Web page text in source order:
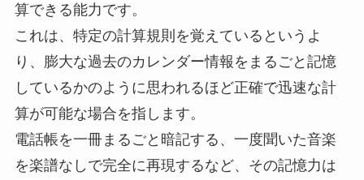
算できる能力です。
これは、特定の計算規則を覚えているというよ
り、膨大な過去のカレンダー情報をまるごと記憶
しているかのように思われるほど正確で迅速な計
算が可能な場合を指します。
電話帳を一冊まるごと暗記する、一度聞いた音楽
を楽譜なしで完全に再現するなど、その記憶力は